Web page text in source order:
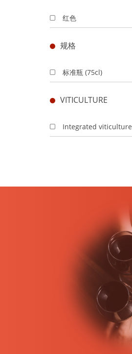
红色
规格
标准瓶 (75cl)
VITICULTURE
Integrated viticulture